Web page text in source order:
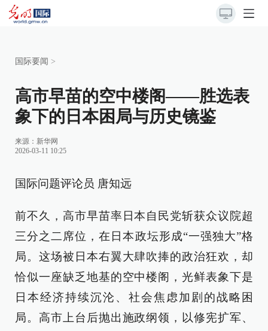
国际要闻 >
高市早苗的空中楼阁——胜选表
象下的日本困局与历史镜鉴
来源： 新华网
2026-03-11 10:25
国际问题评论员 唐知远
前不久，高市早苗率日本自民党斩获众议院超
三分之二席位，在日本政坛形成“一强独大”格
局。这场被日本右翼大肆吹捧的政治狂欢，却
恰似一座缺乏地基的空中楼阁，光鲜表象下是
日本经济持续沉沦、社会焦虑加剧的战略困
局。高市上台后抛出施政纲领，以修宪扩军、